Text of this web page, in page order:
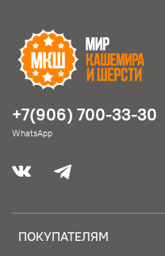
ПОКУПАТЕЛЯМ
+7(906) 700-33-30
WhatsApp